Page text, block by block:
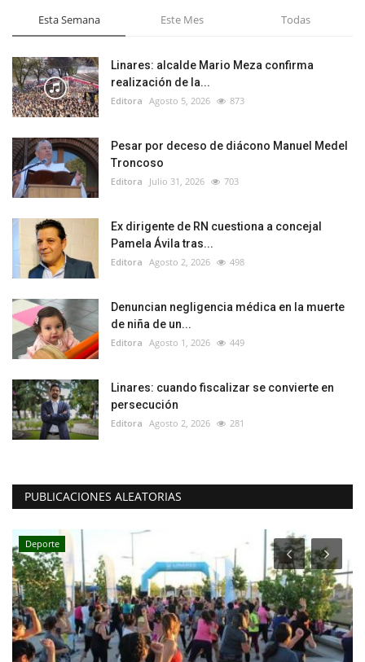
Esta Semana Este Mes Todas
Linares: alcalde Mario Meza confirma
realización de la...
Editora Agosto 5, 2026 873
Pesar por deceso de diácono Manuel Medel
Troncoso
Editora Julio 31, 2026 703
Ex dirigente de RN cuestiona a concejal
Pamela Ávila tras...
Editora Agosto 2, 2026 498
Denuncian negligencia médica en la muerte
de niña de un...
Editora Agosto 1, 2026 449
Linares: cuando fiscalizar se convierte en
persecución
Editora Agosto 2, 2026 281
PUBLICACIONES ALEATORIAS
Deporte